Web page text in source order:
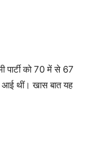
पार्टी को 70 में से 67
आई थीं। खास बात यह